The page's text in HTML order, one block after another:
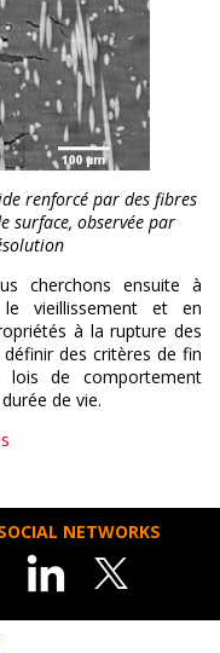
renforcé par des fibres
surface, observée par
cherchons ensuite à
vieillissement et en
à la rupture des
des critères de fin
de comportement
de vie.
NETWORKS